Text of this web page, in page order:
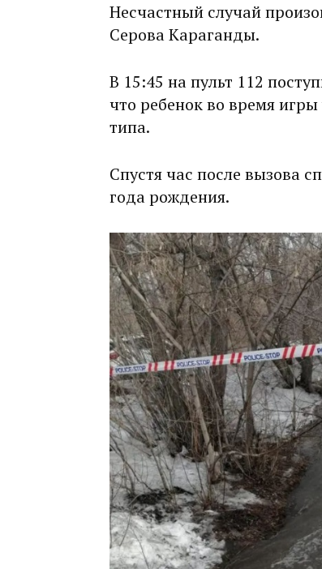
Несчастный случай
Серова Караганды.
В 15:45 на пульт 112
что ребенок во время
типа.
Спустя час после вызова
года рождения.